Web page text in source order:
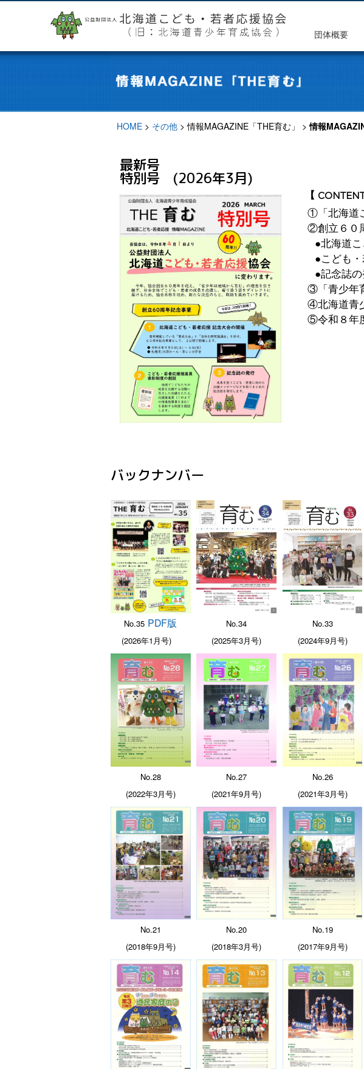
団体概要
HOME > その他 >情報MAGAZINE「THE育む」 >情報
最新号
特別号 (2026年3月)
【
①「北海道
②創立６０
●北海道こ
●こども・
●記念誌
③「青少年
④北海道青
⑤令和８年
バックナンバー
No.35 PDF版
(2026年1月号)
No.34
(2025年3月号)
No.33
(2024年9月号)
No.28
(2022年3月号)
No.27
(2021年9月号)
No.26
(2021年3月号)
No.21
(2018年9月号)
No.20
(2018年3月号)
No.19
(2017年9月号)